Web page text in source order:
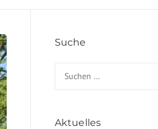
Suche
Aktuelles